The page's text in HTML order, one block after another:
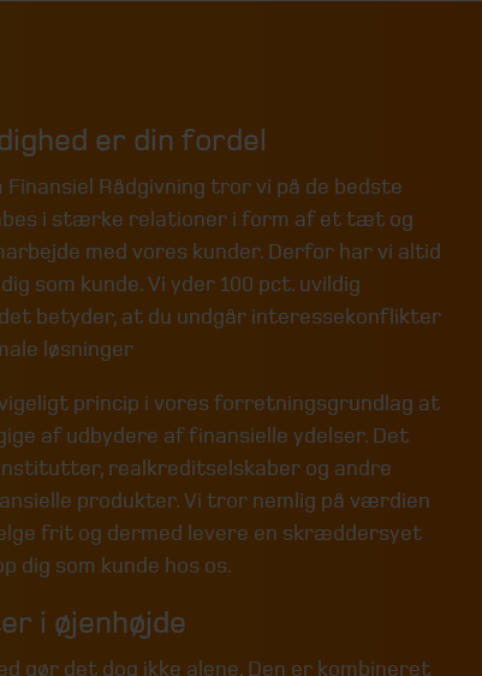
er din fordel
Finansiel Rådgivning tror vi på de bedste
i stærke relationer i form af et tæt og
med vores kunder. Derfor har vi altid
som kunde. Vi yder 100 pct. uvildig
betyder, at du undgår interessekonflikter
løsninger
princip i vores forretningsgrundlag at
af udbydere af finansielle ydelser. Det
realkreditselskaber og andre
produkter. Vi tror nemlig på værdien
frit og dermed levere en skræddersyet
dig som kunde hos os.
i øjenhøjde
gør det dog ikke alene. Den er kombineret